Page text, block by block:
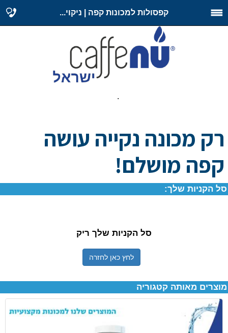
קפסולות למכונות קפה | ניקוי...
.
רק מכונה נקייה עושה
קפה מושלם!
סל הקניות שלך:
סל הקניות שלך ריק
לחץ כאן לחזרה
מוצרים מאותה קטגוריה